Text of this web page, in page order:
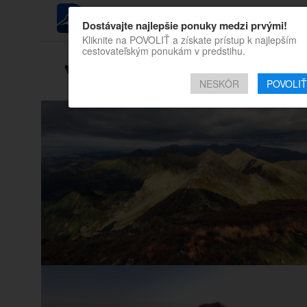
REGIÓNY
Všetky príspevky
Dostávajte najlepšie ponuky medzi prvými!
Kliknite na POVOLIŤ a získate prístup k najlepším
cestovateľským ponukám v predstihu.
NESKÔR POVOLIŤ